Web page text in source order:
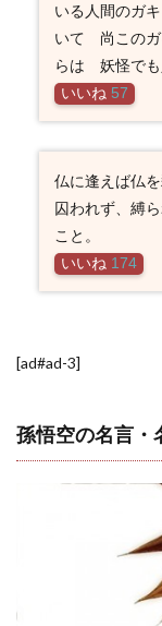
いる人間のガ
いて 尚このガ
らは 妖怪でも
いいね 57
仏に逢えば仏
囚われず、縛
こと。
いいね 174
[ad#ad-3]
孫悟空の名言・